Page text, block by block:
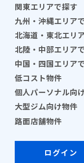
関東エリアで探す
九州・沖縄エリア
北海道・東北エリ
北陸・中部エリア
中国・四国エリア
低コスト物件
個人パーソナル向
大型ジム向け物件
路面店舗物件
ログイン